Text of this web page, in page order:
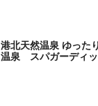
港北天然温泉 ゆっ
温泉 スパガーディッ